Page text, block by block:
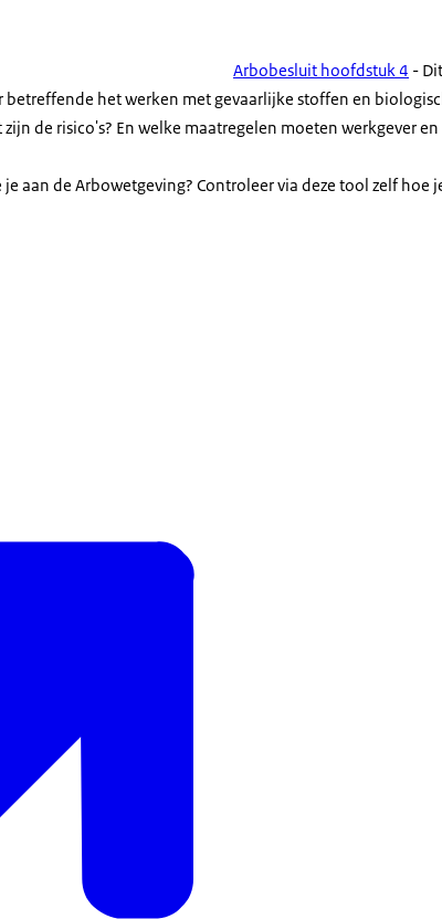
Arbobesluit hoofdstuk 4 -
betreffende het werken met gevaarlijke stoffen en
de risico's? En welke maatregelen moeten werkgever
je aan de Arbowetgeving? Controleer via deze tool zelf hoe